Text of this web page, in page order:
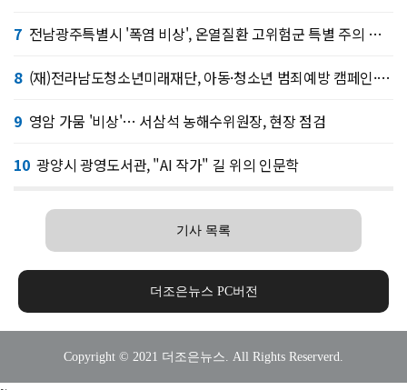
7 전남광주특별시 '폭염 비상', 온열질환 고위험군 특별 주의 당부
8 (재)전라남도청소년미래재단, 아동·청소년 범죄예방 캠페인·연합 아웃리치
9 영암 가뭄 '비상'… 서삼석 농해수위원장, 현장 점검
10 광양시 광영도서관, "AI 작가" 길 위의 인문학
기사 목록
더조은뉴스 PC버전
Copyright © 2021 더조은뉴스. All Rights Reserverd.